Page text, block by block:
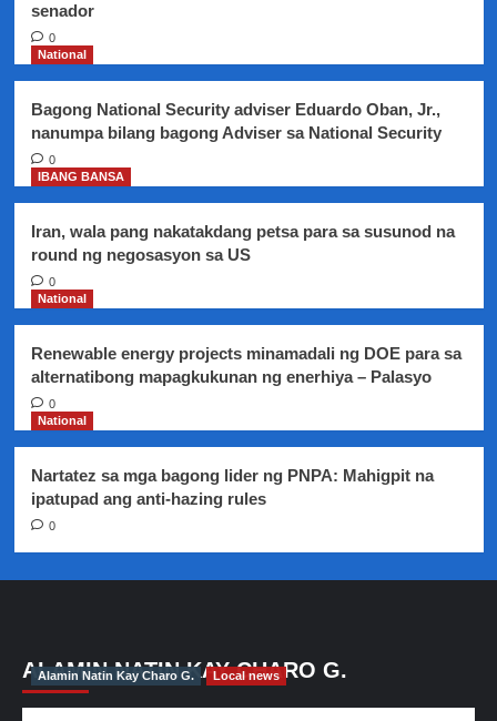
senador
0
National
Bagong National Security adviser Eduardo Oban, Jr.,
nanumpa bilang bagong Adviser sa National Security
0
IBANG BANSA
Iran, wala pang nakatakdang petsa para sa susunod na
round ng negosasyon sa US
0
National
Renewable energy projects minamadali ng DOE para sa
alternatibong mapagkukunan ng enerhiya – Palasyo
0
National
Nartatez sa mga bagong lider ng PNPA: Mahigpit na
ipatupad ang anti-hazing rules
0
ALAMIN NATIN KAY CHARO G.
Alamin Natin Kay Charo G. Local news